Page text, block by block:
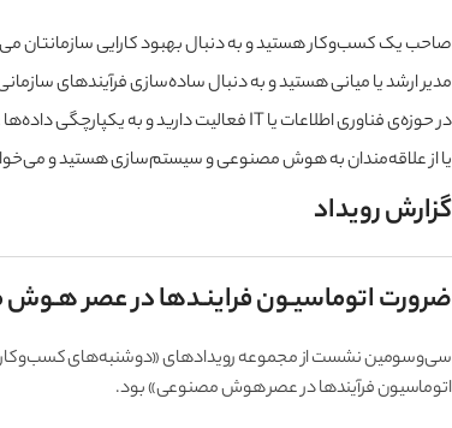
صاحب یک کسب‌وکار هستید و به دنبال بهبود کارایی سازمانتان
مدیر ارشد یا میانی هستید و به دنبال ساده‌سازی فرآیندهای
در حوزه‌ی فناوری اطلاعات یا IT فعالیت دارید و به یکپارچگی داده‌ها علاقه‌مندید،
یا از علاقه‌مندان به هوش مصنوعی و سیستم‌سازی هستید و
گزارش رویداد
ضرورت اتوماسیـون فراینـدها در عصر هـوش
اتوماسیون فرآیندها در عصر هوش مصنوعی» بود.